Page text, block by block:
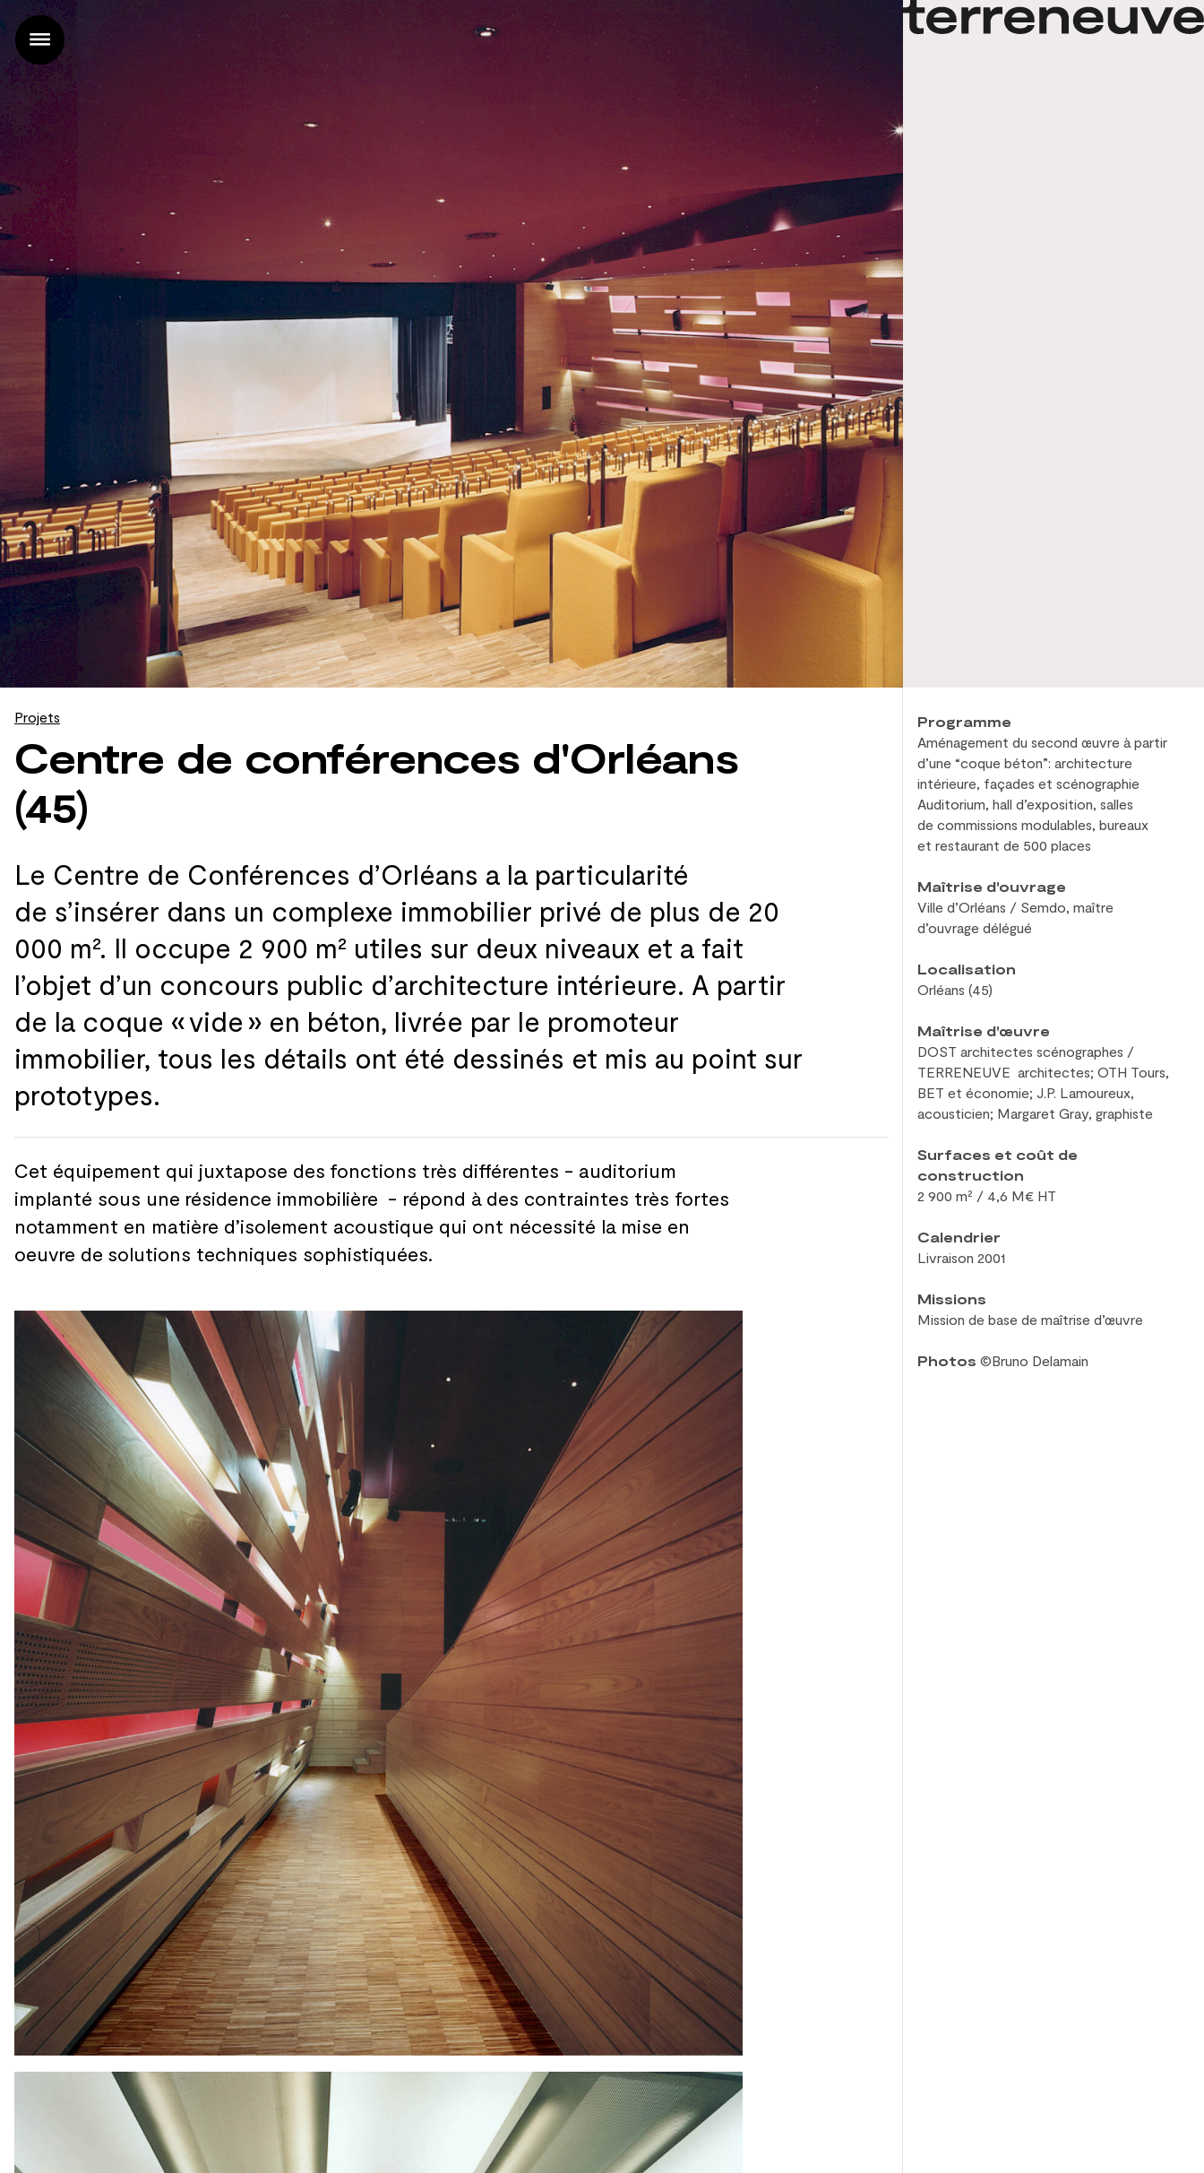
Accueil
Projets
Agence
Actualités
Contact
FR |
EN
Projets
Centre de conférences d'Orléans
(45)
Le Centre de Conférences d’Orléans a la particularité
de s’insérer dans un complexe immobilier privé de plus de 20
000 m². Il occupe 2 900 m² utiles sur deux niveaux et a fait
l’objet d’un concours public d’architecture intérieure. A partir
de la coque « vide » en béton, livrée par le promoteur
immobilier, tous les détails ont été dessinés et mis au point sur
prototypes.
Cet équipement qui juxtapose des fonctions très différentes - auditorium
implanté sous une résidence immobilière - répond à des contraintes très fortes
notamment en matière d’isolement acoustique qui ont nécessité la mise en
oeuvre de solutions techniques sophistiquées.
Programme
Aménagement du second œuvre à partir
d’une “coque béton”: architecture
intérieure, façades et scénographie
Auditorium, hall d’exposition, salles
de commissions modulables, bureaux
et restaurant de 500 places
Maîtrise d'ouvrage
Ville d’Orléans / Semdo, maître
d’ouvrage délégué
Localisation
Orléans (45)
Maîtrise d'œuvre
DOST architectes scénographes /
TERRENEUVE architectes; OTH Tours,
BET et économie; J.P. Lamoureux,
acousticien; Margaret Gray, graphiste
Surfaces et coût de
construction
2 900 m² / 4,6 M€ HT
Calendrier
Livraison 2001
Missions
Mission de base de maîtrise d’œuvre
Photos ©Bruno Delamain